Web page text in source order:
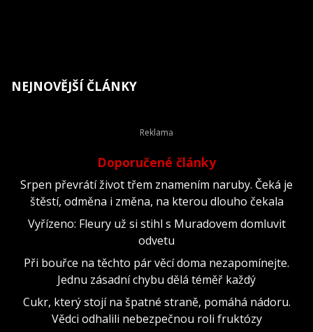
NEJNOVĚJŠÍ ČLÁNKY
Doporučené články
Srpen převrátí život třem znamením naruby. Čeká je
štěstí, odměna i změna, na kterou dlouho čekala
Vyřízeno: Fleury už si stihl s Muradovem domluvit
odvetu
Při bouřce na těchto pár věcí doma nezapomínejte.
Jednu zásadní chybu dělá téměř každý
Cukr, který stojí na špatné straně, pomáhá nádoru.
Vědci odhalili nebezpečnou roli fruktózy